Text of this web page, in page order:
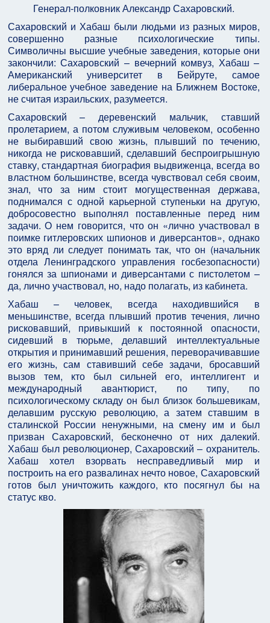
Генерал-полковник Александр Сахаровский.
Сахаровский и Хабаш были людьми из разных миров,
совершенно разные психологические типы.
Символичны высшие учебные заведения, которые они
закончили: Сахаровский – вечерний комвуз, Хабаш –
Американский университет в Бейруте, самое
либеральное учебное заведение на Ближнем Востоке,
не считая израильских, разумеется.
Сахаровский – деревенский мальчик, ставший
пролетарием, а потом служивым человеком, особенно
не выбиравший свою жизнь, плывший по течению,
никогда не рисковавший, сделавший беспроигрышную
ставку, стандартная биография выдвиженца, всегда во
властном большинстве, всегда чувствовал себя своим,
знал, что за ним стоит могущественная держава,
поднимался с одной карьерной ступеньки на другую,
добросовестно выполнял поставленные перед ним
задачи. О нем говорится, что он «лично участвовал в
поимке гитлеровских шпионов и диверсантов», однако
это вряд ли следует понимать так, что он (начальник
отдела Ленинградского управления госбезопасности)
гонялся за шпионами и диверсантами с пистолетом –
да, лично участвовал, но, надо полагать, из кабинета.
Хабаш – человек, всегда находившийся в
меньшинстве, всегда плывший против течения, лично
рисковавший, привыкший к постоянной опасности,
сидевший в тюрьме, делавший интеллектуальные
открытия и принимавший решения, переворачивавшие
его жизнь, сам ставивший себе задачи, бросавший
вызов тем, кто был сильней его, интеллигент и
международный авантюрист, по типу, по
психологическому складу он был близок большевикам,
делавшим русскую революцию, а затем ставшим в
сталинской России ненужными, на смену им и был
призван Сахаровский, бесконечно от них далекий.
Хабаш был революционер, Сахаровский – охранитель.
Хабаш хотел взорвать несправедливый мир и
построить на его развалинах нечто новое, Сахаровский
готов был уничтожить каждого, кто посягнул бы на
статус кво.